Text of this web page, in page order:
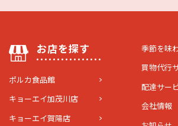
お店を探す
ポルカ食品館
キョーエイ加茂川店
キョーエイ賀陽店
季節を味
買物代行
配達サー
会社情報